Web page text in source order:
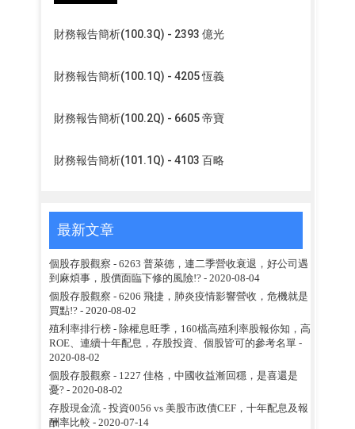
財務報告簡析(100.3Q) - 2393 億光
財務報告簡析(100.1Q) - 4205 恆義
財務報告簡析(100.2Q) - 6605 帝寶
財務報告簡析(101.1Q) - 4103 百略
最新文章
個股存股觀察 - 6263 普萊德，連二季營收衰退，好公司遇
到麻煩事，股價面臨下修的風險!?- 2020-08-04
個股存股觀察 - 6206 飛捷，肺炎疫情影響營收，危機就是
買點!? - 2020-08-02
殖利率排行榜 - 除權息旺季，160檔高殖利率股報你知，高
ROE、連續十年配息，存股投資、個股皆可的參考名單-
2020-08-02
個股存股觀察 - 1227 佳格，中國收益漸回穩，是喜還是
憂?- 2020-08-02
存股現金流 - 投資0056 vs 美股市政債CEF，十年配息及報
酬率比較 - 2020-07-14